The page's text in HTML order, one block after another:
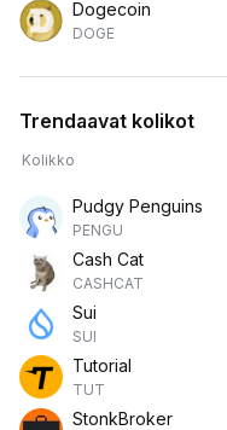
Dogecoin
DOGE
Trendaavat kolikot
Kolikko
Pudgy Penguins
PENGU
Cash Cat
CASHCAT
Sui
SUI
Tutorial
TUT
StonkBroker